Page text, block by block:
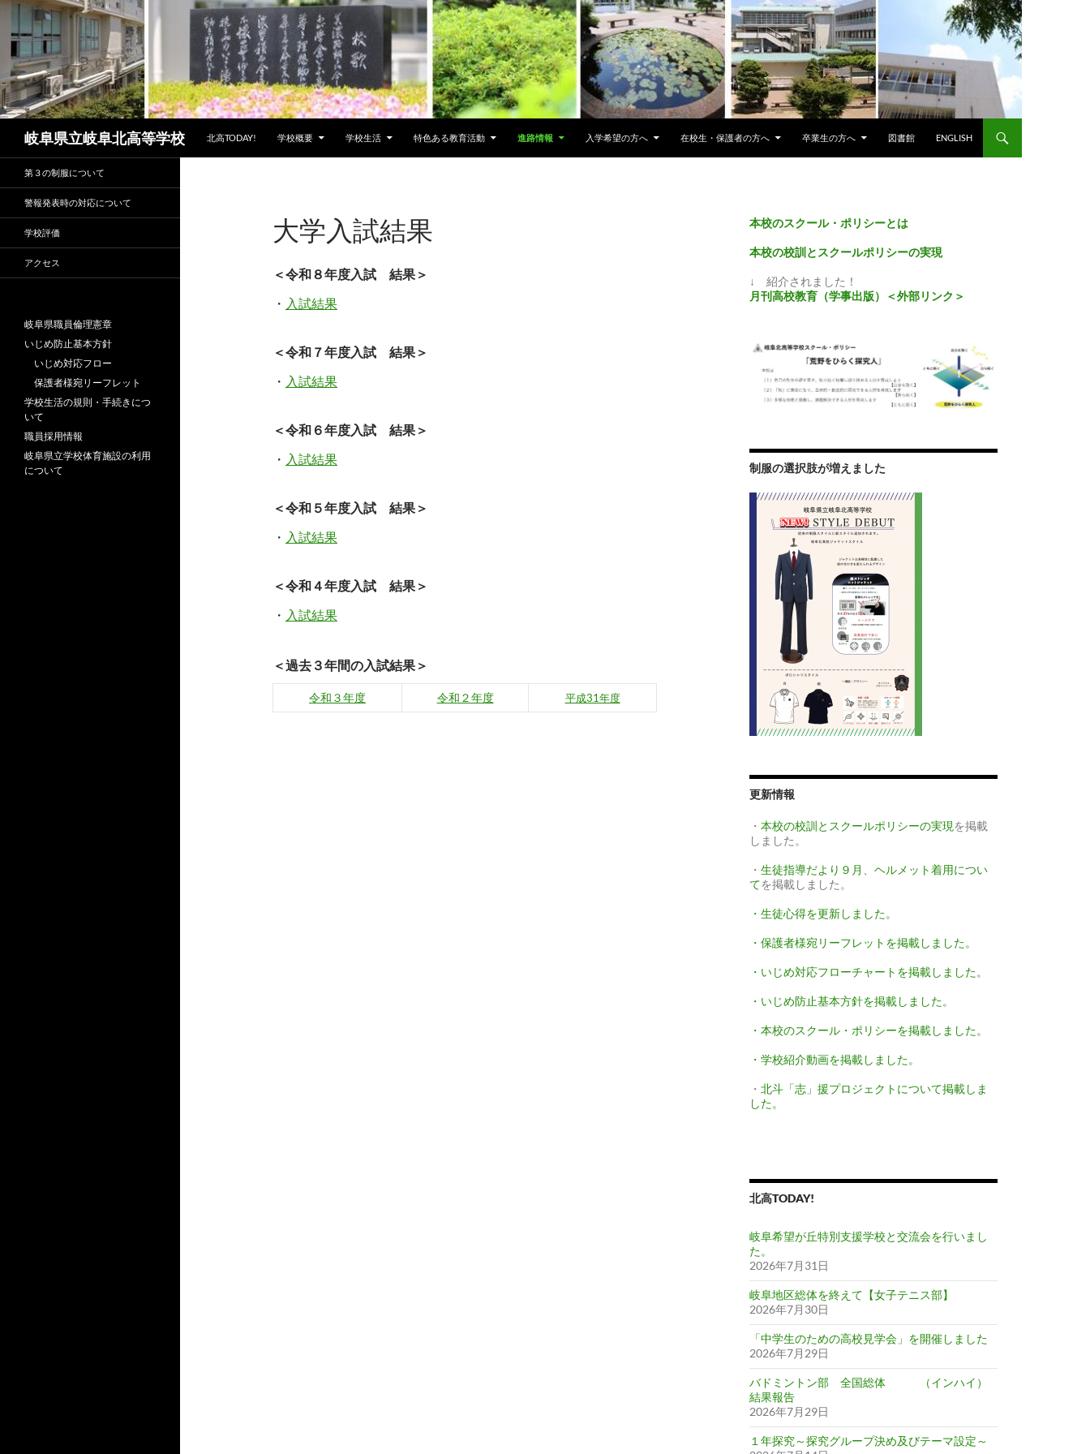
岐阜県立岐阜北高等学校
北高TODAY!
学校概要 学校生活 特色ある教育活動 進路情報 入学希望の方へ 在校生・保護者の方へ 卒業生の方へ 図書館 ENGLISH
大学入試結果
＜令和８年度入試 結果＞
・ 入試結果
＜令和７年度入試 結果＞
・ 入試結果
＜令和６年度入試 結果＞
・ 入試結果
＜令和５年度入試 結果＞
・ 入試結果
＜令和４年度入試 結果＞
・ 入試結果
＜過去３年間の入試結果＞
令和３年度 令和２年度 平成31年度
本校のスクール・ポリシーとは
本校の校訓とスクールポリシーの実現
↓ 紹介されました！
月刊高校教育（学事出版）＜外部リンク＞
制服の選択肢が増えました
更新情報
・ 本校の校訓とスクールポリシーの実現を掲載
しました。
・ 生徒指導だより９月
ヘルメット着用につい
てを掲載しました。
・生徒心得を更新しました。
・保護者様宛リーフレットを掲載しました。
・いじめ対応フローチャートを掲載しました。
・いじめ防止基本方針を掲載しました。
・本校のスクール・ポリシーを掲載しました。
・学校紹介動画を掲載しました。
・ 北斗「志」援プロジェクトについて掲載しま
した。
北高TODAY!
岐阜希望が丘特別支援学校と交流会を行いまし
た。
2026年7月31日
岐阜地区総体を終えて【女子テニス部】
2026年7月30日
「中学生のための高校見学会」を開催しました
2026年7月29日
バドミントン部 全国総体 （インハイ）
結果報告
2026年7月29日
１年探究～探究グループ決め及びテーマ設定～
第３の制服について
警報発表時の対応について
学校評価
アクセス
岐阜県職員倫理憲章
いじめ防止基本方針
いじめ対応フロー
保護者様宛リーフレット
学校生活の規則・手続きにつ
いて
職員採用情報
岐阜県立学校体育施設の利用
について